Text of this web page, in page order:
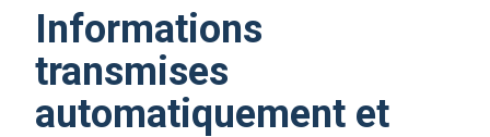
Informations
transmises
automatiquement et